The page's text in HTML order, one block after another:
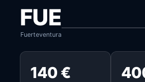
FUE
Fuerteventura
140 €